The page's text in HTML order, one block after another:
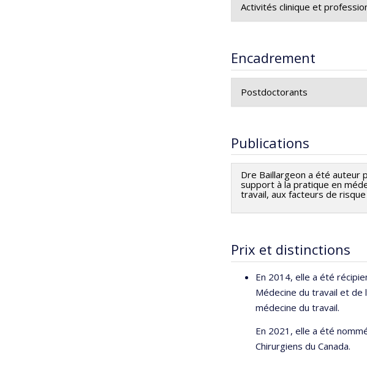
Activités clinique et
Encadrement
Postdoctorants
l'environnement
Membre du Comité de
Publications
Dre Baillargeon a été auteur
support à la pratique en
travail, aux facteurs de
Prix et distinctions
En 2014, elle a été
Médecine du travail et de
médecine du travail.
En 2021, elle a été
Chirurgiens du Canada.